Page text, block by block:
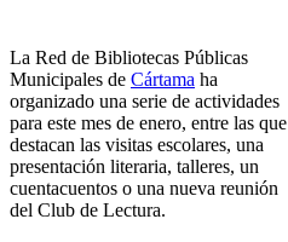
La Red de Bibliotecas Públicas
Municipales de Cártama ha
organizado una serie de actividades
para este mes de enero, entre las que
destacan las visitas escolares, una
presentación literaria, talleres, un
cuentacuentos o una nueva reunión
del Club de Lectura.